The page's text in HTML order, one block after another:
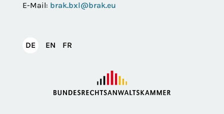
E-Mail: brak.bxl@brak.eu
DEDeutsch
EN English
FR